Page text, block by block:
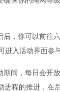
后，你可以前往
进入活动界面参
期间，每日会开
进程的推进，在